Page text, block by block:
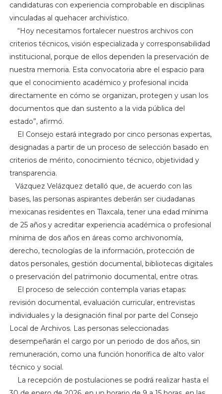
candidaturas con experiencia comprobable en disciplinas
vinculadas al quehacer archivístico.
“Hoy necesitamos fortalecer nuestros archivos con
criterios técnicos, visión especializada y corresponsabilidad
institucional, porque de ellos dependen la preservación de
nuestra memoria. Esta convocatoria abre el espacio para
que el conocimiento académico y profesional incida
directamente en cómo se organizan, protegen y usan los
documentos que dan sustento a la vida pública del
estado”, afirmó.
El Consejo estará integrado por cinco personas expertas,
designadas a partir de un proceso de selección basado en
criterios de mérito, conocimiento técnico, objetividad y
transparencia.
Vázquez Velázquez detalló que, de acuerdo con las
bases, las personas aspirantes deberán ser ciudadanas
mexicanas residentes en Tlaxcala, tener una edad mínima
de 25 años y acreditar experiencia académica o profesional
mínima de dos años en áreas como archivonomía,
derecho, tecnologías de la información, protección de
datos personales, gestión documental, bibliotecas digitales
o preservación del patrimonio documental, entre otras.
El proceso de selección contempla varias etapas:
revisión documental, evaluación curricular, entrevistas
individuales y la designación final por parte del Consejo
Local de Archivos. Las personas seleccionadas
desempeñarán el cargo por un periodo de dos años, sin
remuneración, como una función honorífica de alto valor
técnico y social.
La recepción de postulaciones se podrá realizar hasta el